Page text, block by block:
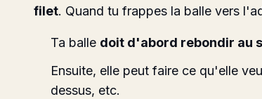
filet. Quand tu frappes la balle vers
Ta balle doit d'abord rebondir au
Ensuite, elle peut faire ce qu'elle
dessus, etc.